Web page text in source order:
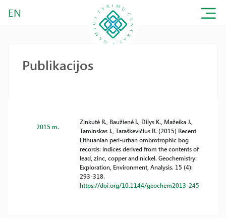
EN
Publikacijos
2015 m.
Zinkutė R., Baužienė I., Dilys K., Mažeika J.,
Taminskas J., Taraškevičius R. (2015) Recent
Lithuanian peri-urban ombrotrophic bog
records: indices derived from the contents of
lead, zinc, copper and nickel. Geochemistry:
Exploration, Environment, Analysis. 15 (4):
293-318.
https://doi.org/10.1144/geochem2013-245